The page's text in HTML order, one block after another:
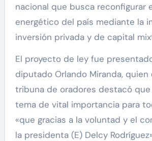
nacional que busca reconfigurar
energético del país mediante la
inversión privada y de capital
El proyecto de ley fue
diputado Orlando Miranda, quien
tribuna de oradores destacó
tema de vital importancia para
«que gracias a la voluntad y el
la presidenta (E) Delcy